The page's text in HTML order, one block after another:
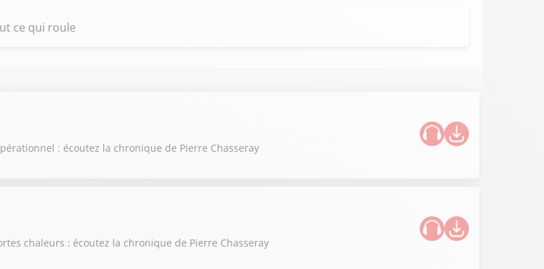
ce qui roule
: écoutez la chronique de Pierre Chasseray
chaleurs : écoutez la chronique de Pierre Chasseray